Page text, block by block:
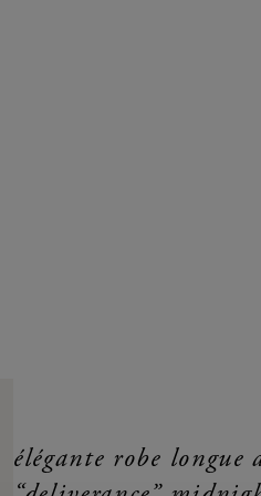
élégante robe longue